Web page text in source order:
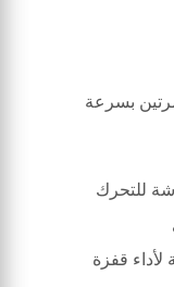
للتحرك
قفزة